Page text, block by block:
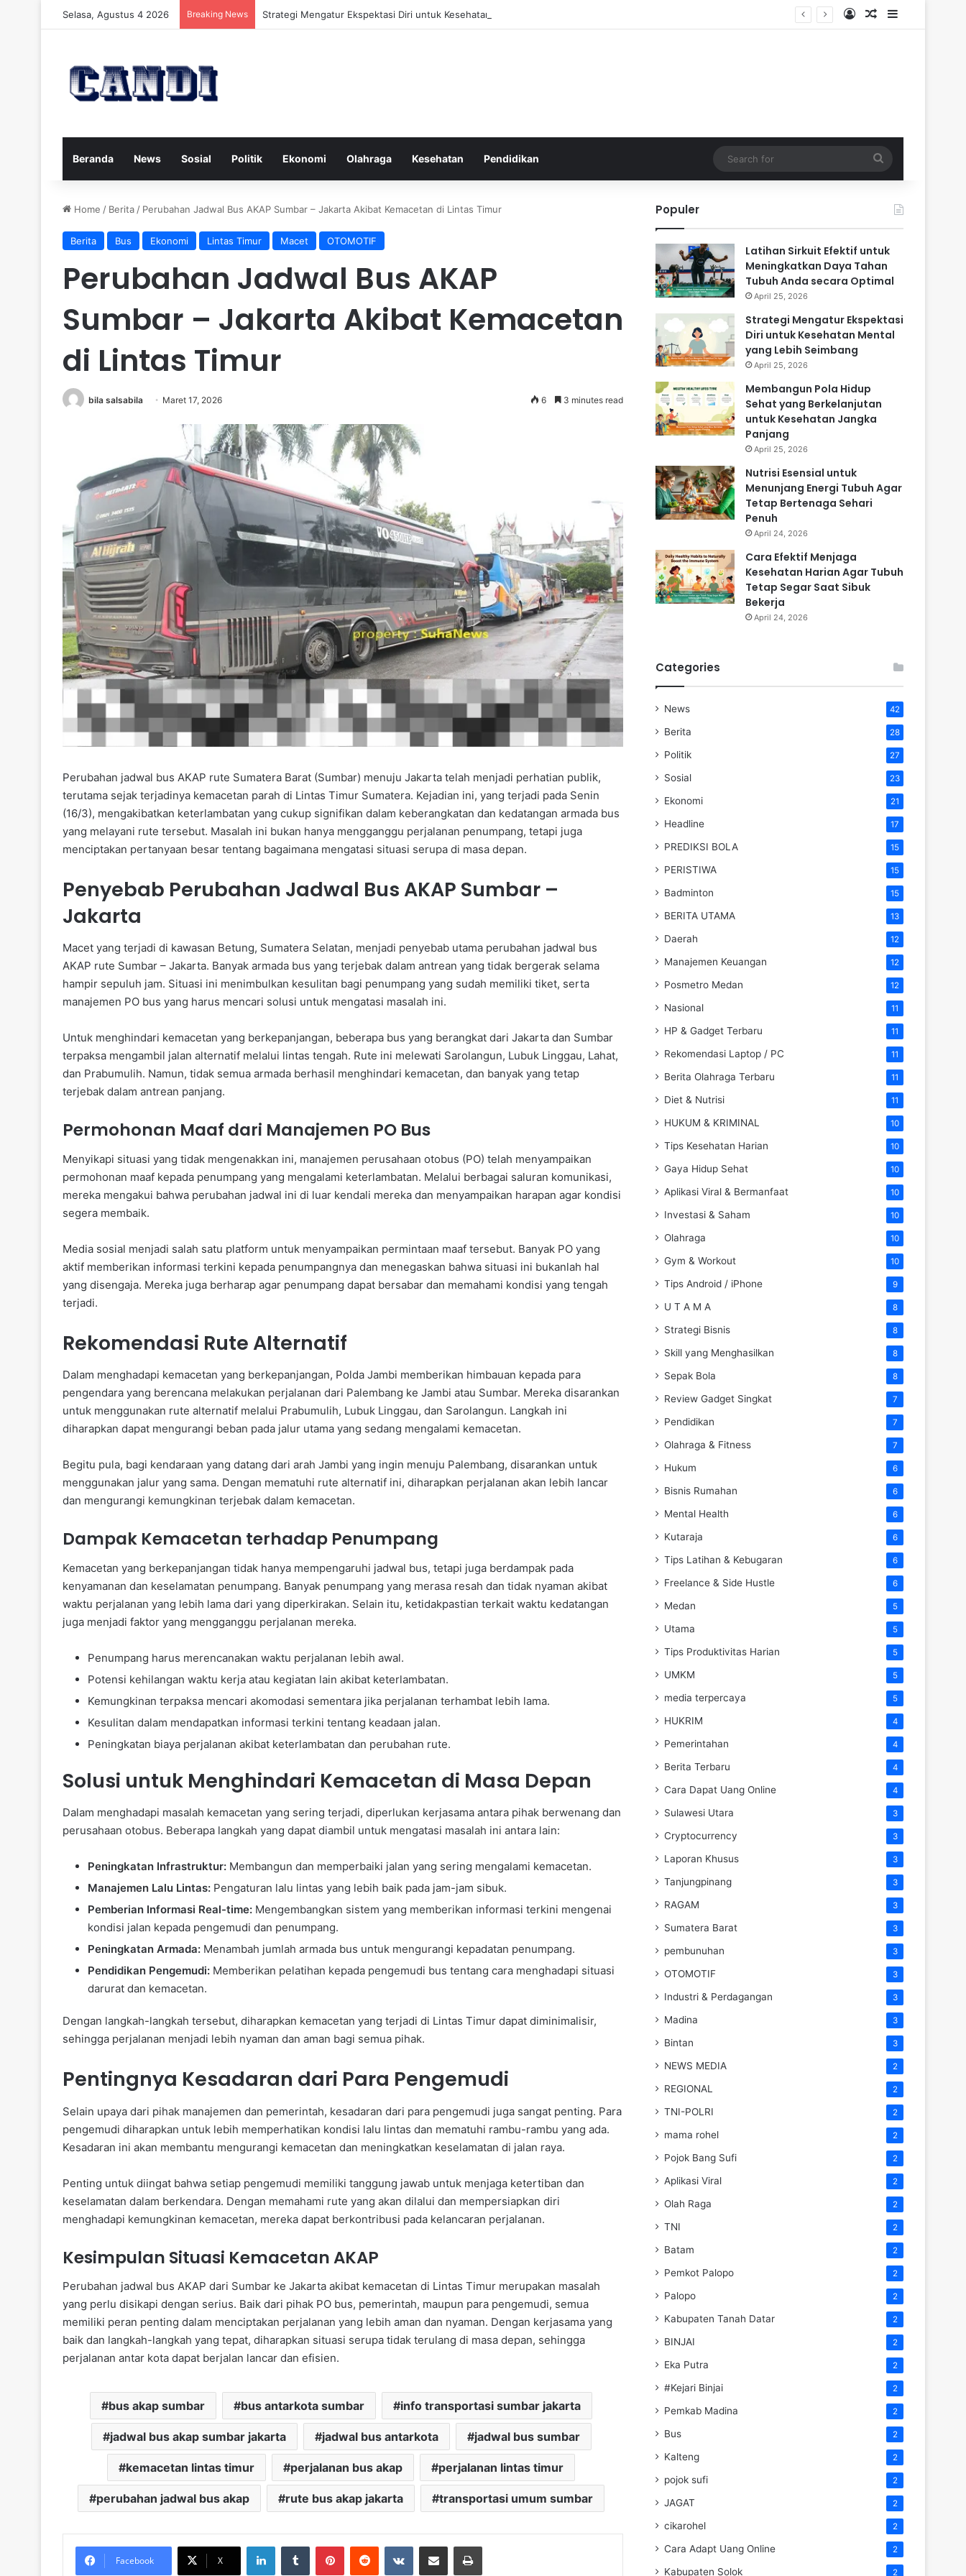
Selasa, Agustus 4 2026 Breaking News Strategi Mengatur Ekspektasi Diri untuk Kesehatan Mental yang Lebih Seimbang Log InRandom Article
Sidebar
Beranda News Sosial Politik Ekonomi Olahraga Kesehatan Pendidikan
for
Home / Berita / Perubahan Jadwal Bus AKAP Sumbar – Jakarta Akibat Kemacetan di Lintas Timur
Berita Bus Ekonomi Lintas Timur Macet OTOMOTIF
Perubahan Jadwal Bus AKAP
Sumbar – Jakarta Akibat Kemacetan
di Lintas Timur
bila salsabila Maret 17, 2026 6 3 minutes read
Perubahan jadwal bus AKAP rute Sumatera Barat (Sumbar) menuju Jakarta telah menjadi perhatian publik,
terutama sejak terjadinya kemacetan parah di Lintas Timur Sumatera. Kejadian ini, yang terjadi pada Senin
(16/3), mengakibatkan keterlambatan yang cukup signifikan dalam keberangkatan dan kedatangan armada bus
yang melayani rute tersebut. Masalah ini bukan hanya mengganggu perjalanan penumpang, tetapi juga
menciptakan pertanyaan besar tentang bagaimana mengatasi situasi serupa di masa depan.
Penyebab Perubahan Jadwal Bus AKAP Sumbar –
Jakarta
Macet yang terjadi di kawasan Betung, Sumatera Selatan, menjadi penyebab utama perubahan jadwal bus
AKAP rute Sumbar – Jakarta. Banyak armada bus yang terjebak dalam antrean yang tidak bergerak selama
hampir sepuluh jam. Situasi ini menimbulkan kesulitan bagi penumpang yang sudah memiliki tiket, serta
manajemen PO bus yang harus mencari solusi untuk mengatasi masalah ini.
Untuk menghindari kemacetan yang berkepanjangan, beberapa bus yang berangkat dari Jakarta dan Sumbar
terpaksa mengambil jalan alternatif melalui lintas tengah. Rute ini melewati Sarolangun, Lubuk Linggau, Lahat,
dan Prabumulih. Namun, tidak semua armada berhasil menghindari kemacetan, dan banyak yang tetap
terjebak dalam antrean panjang.
Permohonan Maaf dari Manajemen PO Bus
Menyikapi situasi yang tidak mengenakkan ini, manajemen perusahaan otobus (PO) telah menyampaikan
permohonan maaf kepada penumpang yang mengalami keterlambatan. Melalui berbagai saluran komunikasi,
mereka mengakui bahwa perubahan jadwal ini di luar kendali mereka dan menyampaikan harapan agar kondisi
segera membaik.
Media sosial menjadi salah satu platform untuk menyampaikan permintaan maaf tersebut. Banyak PO yang
aktif memberikan informasi terkini kepada penumpangnya dan menegaskan bahwa situasi ini bukanlah hal
yang disengaja. Mereka juga berharap agar penumpang dapat bersabar dan memahami kondisi yang tengah
terjadi.
Rekomendasi Rute Alternatif
Dalam menghadapi kemacetan yang berkepanjangan, Polda Jambi memberikan himbauan kepada para
pengendara yang berencana melakukan perjalanan dari Palembang ke Jambi atau Sumbar. Mereka disarankan
untuk menggunakan rute alternatif melalui Prabumulih, Lubuk Linggau, dan Sarolangun. Langkah ini
diharapkan dapat mengurangi beban pada jalur utama yang sedang mengalami kemacetan.
Begitu pula, bagi kendaraan yang datang dari arah Jambi yang ingin menuju Palembang, disarankan untuk
menggunakan jalur yang sama. Dengan mematuhi rute alternatif ini, diharapkan perjalanan akan lebih lancar
dan mengurangi kemungkinan terjebak dalam kemacetan.
Dampak Kemacetan terhadap Penumpang
Kemacetan yang berkepanjangan tidak hanya mempengaruhi jadwal bus, tetapi juga berdampak pada
kenyamanan dan keselamatan penumpang. Banyak penumpang yang merasa resah dan tidak nyaman akibat
waktu perjalanan yang lebih lama dari yang diperkirakan. Selain itu, ketidakpastian terkait waktu kedatangan
juga menjadi faktor yang mengganggu perjalanan mereka.
Penumpang harus merencanakan waktu perjalanan lebih awal.
Potensi kehilangan waktu kerja atau kegiatan lain akibat keterlambatan.
Kemungkinan terpaksa mencari akomodasi sementara jika perjalanan terhambat lebih lama.
Kesulitan dalam mendapatkan informasi terkini tentang keadaan jalan.
Peningkatan biaya perjalanan akibat keterlambatan dan perubahan rute.
Solusi untuk Menghindari Kemacetan di Masa Depan
Dalam menghadapi masalah kemacetan yang sering terjadi, diperlukan kerjasama antara pihak berwenang dan
perusahaan otobus. Beberapa langkah yang dapat diambil untuk mengatasi masalah ini antara lain:
Peningkatan Infrastruktur: Membangun dan memperbaiki jalan yang sering mengalami kemacetan.
Manajemen Lalu Lintas: Pengaturan lalu lintas yang lebih baik pada jam-jam sibuk.
Pemberian Informasi Real-time: Mengembangkan sistem yang memberikan informasi terkini mengenai
kondisi jalan kepada pengemudi dan penumpang.
Peningkatan Armada: Menambah jumlah armada bus untuk mengurangi kepadatan penumpang.
Pendidikan Pengemudi: Memberikan pelatihan kepada pengemudi bus tentang cara menghadapi situasi
darurat dan kemacetan.
Dengan langkah-langkah tersebut, diharapkan kemacetan yang terjadi di Lintas Timur dapat diminimalisir,
sehingga perjalanan menjadi lebih nyaman dan aman bagi semua pihak.
Pentingnya Kesadaran dari Para Pengemudi
Selain upaya dari pihak manajemen dan pemerintah, kesadaran dari para pengemudi juga sangat penting. Para
pengemudi diharapkan untuk lebih memperhatikan kondisi lalu lintas dan mematuhi rambu-rambu yang ada.
Kesadaran ini akan membantu mengurangi kemacetan dan meningkatkan keselamatan di jalan raya.
Penting untuk diingat bahwa setiap pengemudi memiliki tanggung jawab untuk menjaga ketertiban dan
keselamatan dalam berkendara. Dengan memahami rute yang akan dilalui dan mempersiapkan diri
menghadapi kemungkinan kemacetan, mereka dapat berkontribusi pada kelancaran perjalanan.
Kesimpulan Situasi Kemacetan AKAP
Perubahan jadwal bus AKAP dari Sumbar ke Jakarta akibat kemacetan di Lintas Timur merupakan masalah
yang perlu disikapi dengan serius. Baik dari pihak PO bus, pemerintah, maupun para pengemudi, semua
memiliki peran penting dalam menciptakan perjalanan yang lebih aman dan nyaman. Dengan kerjasama yang
baik dan langkah-langkah yang tepat, diharapkan situasi serupa tidak terulang di masa depan, sehingga
perjalanan antar kota dapat berjalan lancar dan efisien.
bus akap sumbar bus antarkota sumbar info transportasi sumbar jakarta
jadwal bus akap sumbar jakarta jadwal bus antarkota jadwal bus sumbar
kemacetan lintas timur perjalanan bus akap perjalanan lintas timur
perubahan jadwal bus akap rute bus akap jakarta transportasi umum sumbar
Facebook X
LinkedInTumblr PinterestReddit VKontakteShare via Email Print
Populer
Latihan Sirkuit Efektif untuk
Meningkatkan Daya Tahan
Tubuh Anda secara Optimal
April 25, 2026
Strategi Mengatur Ekspektasi
Diri untuk Kesehatan Mental
yang Lebih Seimbang
April 25, 2026
Membangun Pola Hidup
Sehat yang Berkelanjutan
untuk Kesehatan Jangka
Panjang
April 25, 2026
Nutrisi Esensial untuk
Menunjang Energi Tubuh Agar
Tetap Bertenaga Sehari
Penuh
April 24, 2026
Cara Efektif Menjaga
Kesehatan Harian Agar Tubuh
Tetap Segar Saat Sibuk
Bekerja
April 24, 2026
Categories
News 42
Berita 28
Politik 27
Sosial 23
Ekonomi 21
Headline 17
PREDIKSI BOLA 15
PERISTIWA 15
Badminton 15
BERITA UTAMA 13
Daerah 12
Manajemen Keuangan 12
Posmetro Medan 12
Nasional 11
HP & Gadget Terbaru 11
Rekomendasi Laptop / PC 11
Berita Olahraga Terbaru 11
Diet & Nutrisi 11
HUKUM & KRIMINAL 10
Tips Kesehatan Harian 10
Gaya Hidup Sehat 10
Aplikasi Viral & Bermanfaat 10
Investasi & Saham 10
Olahraga 10
Gym & Workout 10
Tips Android / iPhone 9
U T A M A 8
Strategi Bisnis 8
Skill yang Menghasilkan 8
Sepak Bola 8
Review Gadget Singkat 7
Pendidikan 7
Olahraga & Fitness 7
Hukum 6
Bisnis Rumahan 6
Mental Health 6
Kutaraja 6
Tips Latihan & Kebugaran 6
Freelance & Side Hustle 6
Medan 5
Utama 5
Tips Produktivitas Harian 5
UMKM 5
media terpercaya 5
HUKRIM 4
Pemerintahan 4
Berita Terbaru 4
Cara Dapat Uang Online 4
Sulawesi Utara 3
Cryptocurrency 3
Laporan Khusus 3
Tanjungpinang 3
RAGAM 3
Sumatera Barat 3
pembunuhan 3
OTOMOTIF 3
Industri & Perdagangan 3
Madina 3
Bintan 3
NEWS MEDIA 2
REGIONAL 2
TNI-POLRI 2
mama rohel 2
Pojok Bang Sufi 2
Aplikasi Viral 2
Olah Raga 2
TNI 2
Batam 2
Pemkot Palopo 2
Palopo 2
Kabupaten Tanah Datar 2
BINJAI 2
Eka Putra 2
#Kejari Binjai 2
Pemkab Madina 2
Bus 2
Kalteng 2
pojok sufi 2
JAGAT 2
cikarohel 2
Cara Adapt Uang Online 2
Kabupaten Solok 2